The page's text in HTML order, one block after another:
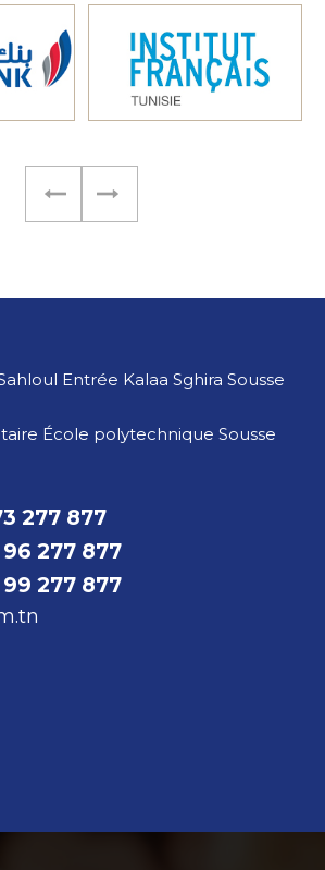
Entrée Kalaa Sghira Sousse
École polytechnique Sousse
277 877
96 277 877
99 277 877